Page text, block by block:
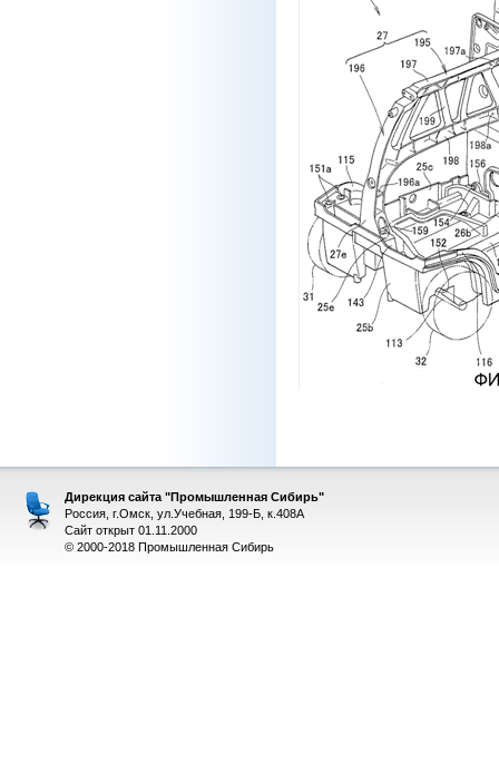
Дирекция сайта "Промышленная Сибирь"
Россия, г.Омск, ул.Учебная, 199-Б, к.408А
Сайт открыт 01.11.2000
© 2000-2018 Промышленная Сибирь